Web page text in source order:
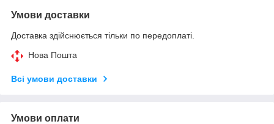
Умови доставки
Доставка здійснюється тільки по передоплаті.
Нова Пошта
Всі умови доставки
Умови оплати